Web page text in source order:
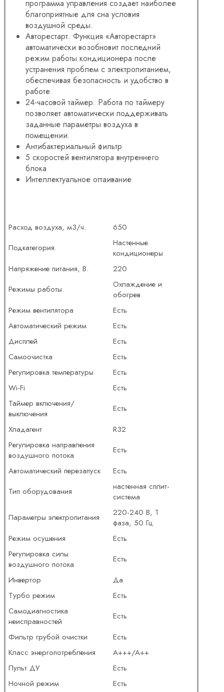
программа управления создает наиболее
благоприятные для сна условия
воздушной среды.
Авторестарт. Функция «Авторестарт»
автоматически возобновит последний
режим работы кондиционера после
устранения проблем с электропитанием,
обеспечивая безопасность и удобство в
работе.
24-часовой таймер. Работа по таймеру
позволяет автоматически поддерживать
заданные параметры воздуха в
помещении.
Антибактериальный фильтр
5 скоростей вентилятора внутреннего
блока
Интеллектуальное оттаивание
Расход воздуха, м3/ч.
650
Подкатегория.
Настенные
кондиционеры
Напряжение питания, В.
220
Режимы работы.
Охлаждение и
обогрев
Режим вентилятора
Есть
Автоматический режим
Есть
Дисплей
Есть
Самоочистка
Есть
Регулировка температуры
Есть
Wi-Fi
Есть
Таймер включения/
выключения
Есть
Хладагент
R32
Регулировка направления
воздушного потока
Есть
Автоматический перезапуск
Есть
Тип оборудования
настенная сплит-
система
Параметры электропитания
220-240 В, 1
фаза, 50 Гц
Режим осушения
Есть
Регулировка силы
воздушного потока
Есть
Инвертор
Да
Турбо режим
Есть
Самодиагностика
неисправностей
Есть
Фильтр грубой очистки
Есть
Класс энергопотребления
A+++/A++
Пульт ДУ
Есть
Ночной режим
Есть